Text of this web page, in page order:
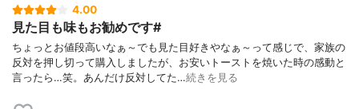
4.00
見た目も味もお勧めです#
ちょっとお値段高いなぁ～でも見た目好きやなぁ～って感じで、家族の
反対を押し切って購入しましたが、お安いトーストを焼いた時の感動と
言ったら…笑。あんだけ反対してた…続きを見る